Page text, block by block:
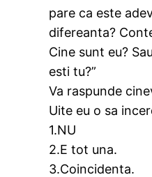
pare ca este
difereanta?
Cine sunt eu?
esti tu?”
Va raspunde
Uite eu o sa
1.NU
2.E tot una.
3.Coincidenta.